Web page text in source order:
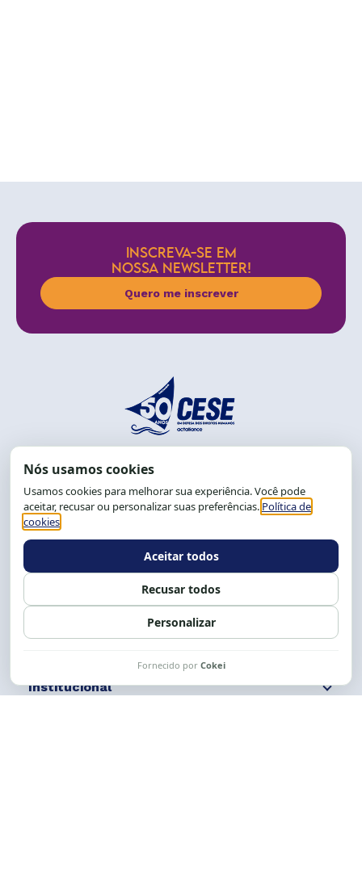
INSCREVA-SE EM
NOSSA NEWSLETTER!
Quero me inscrever
End.: R. da Graça, 150. Graça
CEP: 40.150-055
Salvador-BA, Brasil.
Tel.: (71) 2104-5457, Cel.: (71) 9 9239-2104 ou 2105
Expediente: 8h às 12h e 13 às 17h.
Siga nossas redes Fale conosco
Institucional